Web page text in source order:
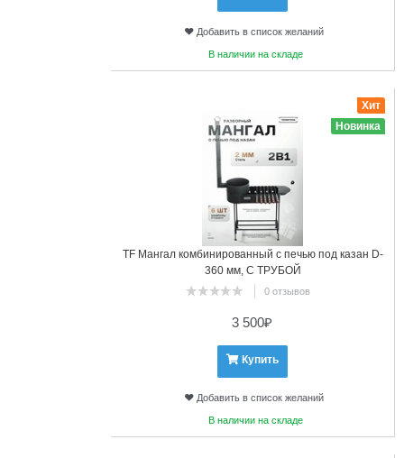
Добавить в список желаний
В наличии на складе
TF Мангал комбинированный с печью под казан D-
360 мм, С ТРУБОЙ
0 отзывов
Хит
Новинка
3 500₽
Купить
Добавить в список желаний
В наличии на складе